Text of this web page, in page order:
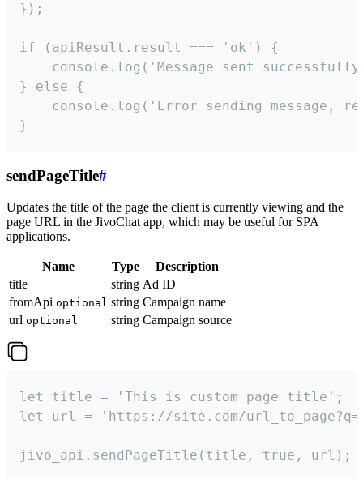
});
if (apiResult.result === 'ok') {
console.log('Message sent
} else {
console.log('Error sending message,
}
sendPageTitle#
Updates the title of the page the client is currently viewing and the
page URL in the JivoChat app, which may be useful for SPA
applications.
Name Type
Description
title
string Ad ID
fromApi optional string Campaign name
url optional string Campaign source
let title = 'This is custom page title';
let url = 'https://site.com/
jivo_api.sendPageTitle(title, true, url);